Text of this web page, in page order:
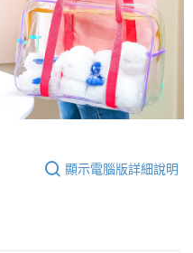
顯示電腦版詳細說明